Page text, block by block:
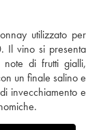
utilizzato per
Il vino si presenta
note di frutti gialli,
un finale salino e
invecchiamento e